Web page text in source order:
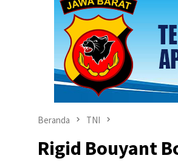
Beranda TNI
Rigid Bouyant